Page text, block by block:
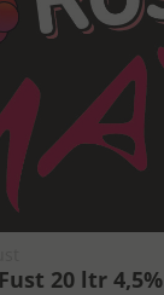
20 ltr 4,5%